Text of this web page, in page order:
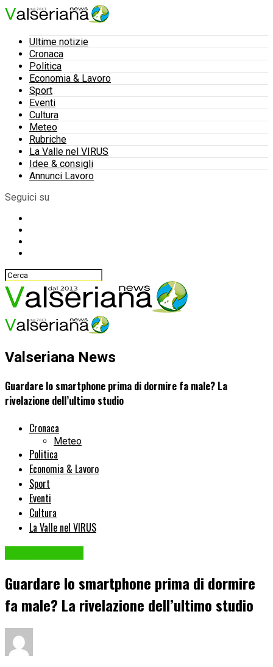
Ultime notizie
Cronaca
Politica
Economia & Lavoro
Sport
Eventi
Cultura
Meteo
Rubriche
La Valle nel VIRUS
Idee & consigli
Annunci Lavoro
Seguici su
Valseriana News
Guardare lo smartphone prima di dormire fa male? La
rivelazione dell’ultimo studio
Cronaca
Meteo
Politica
Economia & Lavoro
Sport
Eventi
Cultura
La Valle nel VIRUS
Guardare lo smartphone prima di dormire
fa male? La rivelazione dell’ultimo studio